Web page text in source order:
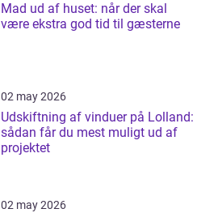
Mad ud af huset: når der skal
være ekstra god tid til gæsterne
02 may 2026
Udskiftning af vinduer på Lolland:
sådan får du mest muligt ud af
projektet
02 may 2026